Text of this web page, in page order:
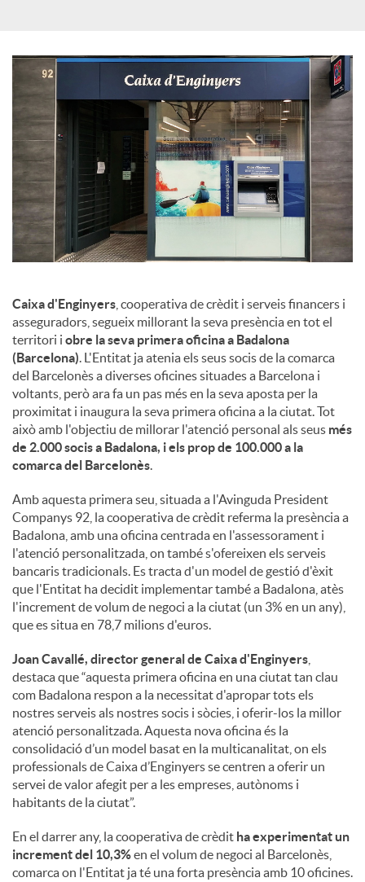
a
r
x
e
S
o
c
i
a
l
s
Caixa d'Enginyers , cooperativa de crèdit i serveis financers i
asseguradors, segueix millorant la seva presència en tot el
territori i obre la seva primera oficina a Badalona
(Barcelona). L'Entitat ja atenia els seus socis de la comarca
del Barcelonès a diverses oficines situades a Barcelona i
voltants, però ara fa un pas més en la seva aposta per la
proximitat i inaugura la seva primera oficina a la ciutat. Tot
això amb l'objectiu de millorar l'atenció personal als seus més
de 2.000 socis a Badalona, i els prop de 100.000 a la
comarca del Barcelonès.
Amb aquesta primera seu, situada a l'Avinguda President
Companys 92, la cooperativa de crèdit referma la presència a
Badalona, amb una oficina centrada en l'assessorament i
l'atenció personalitzada, on també s'ofereixen els serveis
bancaris tradicionals. Es tracta d'un model de gestió d'èxit
que l'Entitat ha decidit implementar també a Badalona, atès
l'increment de volum de negoci a la ciutat (un 3% en un any),
que es situa en 78,7 milions d'euros.
Joan Cavallé, director general de Caixa d'Enginyers
destaca que “aquesta primera oficina en una ciutat tan clau
com Badalona respon a la necessitat d'apropar tots els
nostres serveis als nostres socis i sòcies, i oferir-los la millor
atenció personalitzada. Aquesta nova oficina és la
consolidació d’un model basat en la multicanalitat, on els
professionals de Caixa d’Enginyers se centren a oferir un
servei de valor afegit per a les empreses, autònoms i
habitants de la ciutat”.
En el darrer any, la cooperativa de crèdit ha experimentat un
increment del 10,3%en el volum de negoci al Barcelonès,
comarca on l'Entitat ja té una forta presència amb 10 oficines.